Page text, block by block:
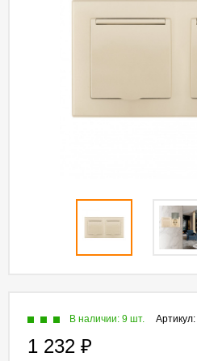
Артикул:
В наличии: 9 шт.
1 232 ₽